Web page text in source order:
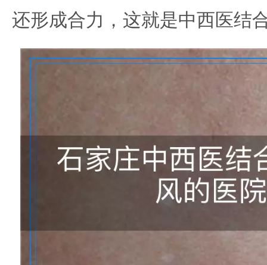
还形成合力，这就是中西医结